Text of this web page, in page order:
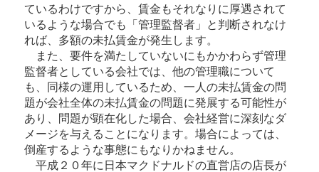
ているわけですから、賃金もそれなりに厚遇されて
いるような場合でも「管理監督者」と判断されなけ
れば、多額の未払賃金が発生します。
また、要件を満たしていないにもかかわらず管理
監督者としている会社では、他の管理職について
も、同様の運用しているため、一人の未払賃金の問
題が会社全体の未払賃金の問題に発展する可能性が
あり、問題が顕在化した場合、会社経営に深刻なダ
メージを与えることになります。場合によっては、
倒産するような事態にもなりかねません。
平成２０年に日本マクドナルドの直営店の店長が